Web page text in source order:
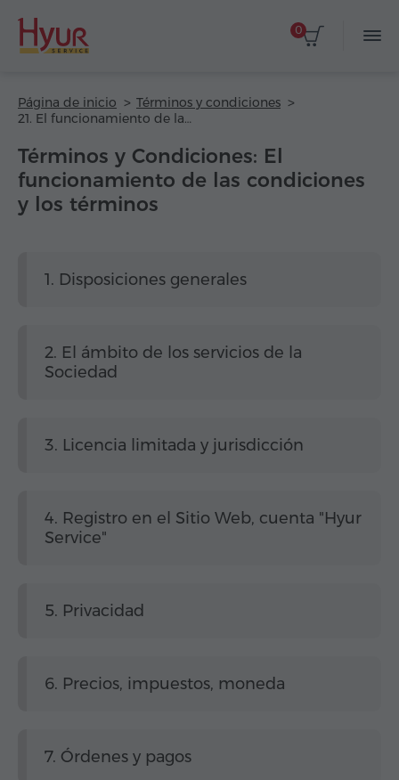
0
Página de inicio
Términos y condiciones
21. El funcionamiento de las condiciones y los términos
Términos y Condiciones: El
funcionamiento de las condiciones
y los términos
1. Disposiciones generales
2. El ámbito de los servicios de la
Sociedad
3. Licencia limitada y jurisdicción
4. Registro en el Sitio Web, cuenta "Hyur
Service"
5. Privacidad
6. Precios, impuestos, moneda
7. Órdenes y pagos